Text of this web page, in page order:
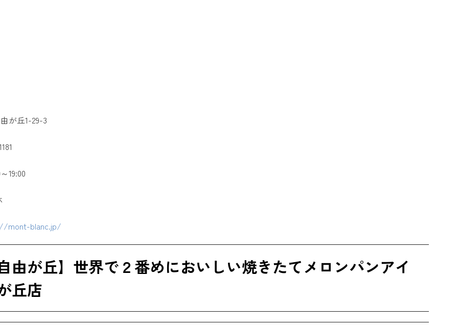
が丘1-29-3
19:00
mont-blanc.jp/
由が丘】世界で２番めにおいしい焼きたてメロンパンアイ
丘店